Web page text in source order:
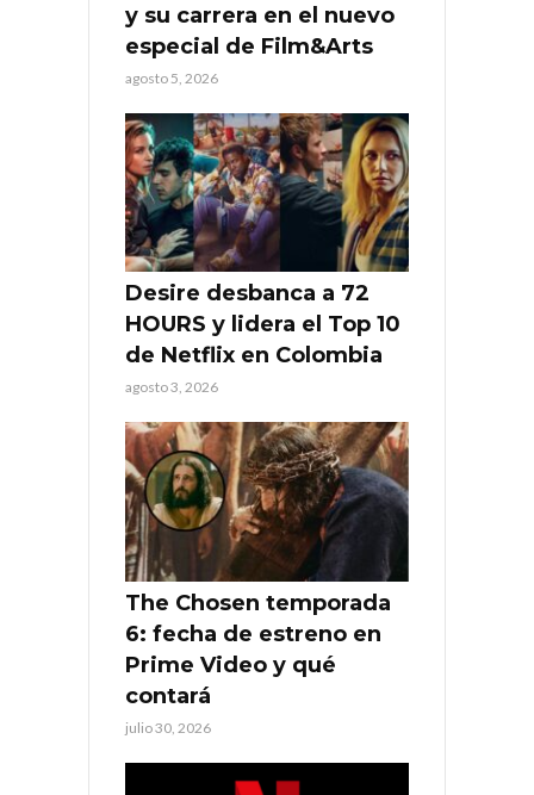
y su carrera en el nuevo
especial de Film&Arts
agosto 5, 2026
Desire desbanca a 72
HOURS y lidera el Top 10
de Netflix en Colombia
agosto 3, 2026
The Chosen temporada
6: fecha de estreno en
Prime Video y qué
contará
julio 30, 2026